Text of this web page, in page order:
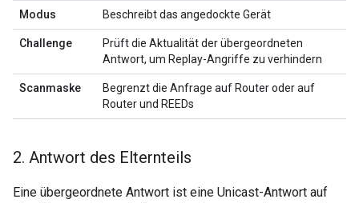
Modus Beschreibt das angedockte Gerät
Challenge
Prüft die Aktualität der übergeordneten
Antwort, um Replay-Angriffe zu verhindern
Scanmaske
Begrenzt die Anfrage auf Router oder auf
Router und REEDs
2. Antwort des Elternteils
Eine übergeordnete Antwort ist eine Unicast-Antwort auf